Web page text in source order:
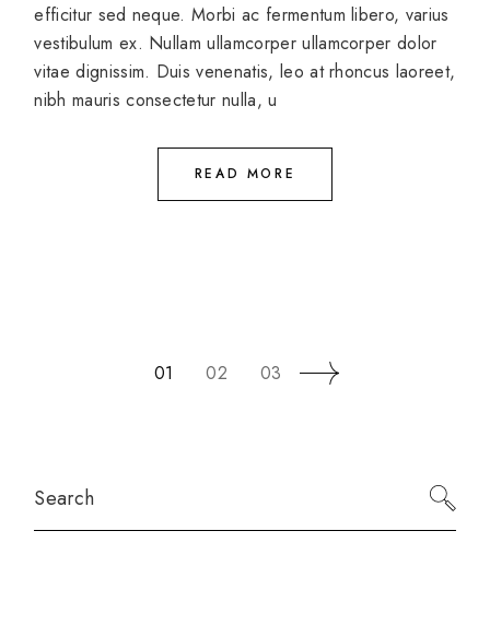
efficitur sed neque. Morbi ac fermentum libero, varius
vestibulum ex. Nullam ullamcorper ullamcorper dolor
vitae dignissim. Duis venenatis, leo at rhoncus laoreet,
nibh mauris consectetur nulla, u
READ MORE
NAVIGAZIONE
01 02 03